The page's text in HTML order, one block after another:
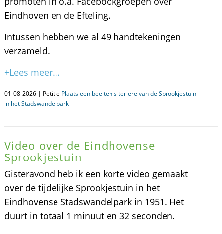
Eindhoven en de Efteling.
Intussen hebben we al 49 handtekeningen
verzameld.
+Lees meer...
01-08-2026 | Petitie Plaats een beeltenis ter ere van de Sprookjestuin
in het Stadswandelpark
Video over de Eindhovense
Sprookjestuin
Gisteravond heb ik een korte video gemaakt
over de tijdelijke Sprookjestuin in het
Eindhovense Stadswandelpark in 1951. Het
duurt in totaal 1 minuut en 32 seconden.